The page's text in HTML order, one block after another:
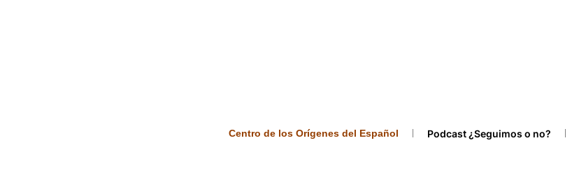
Centro de los Orígenes del Español Podcast ¿Seguimos o no?